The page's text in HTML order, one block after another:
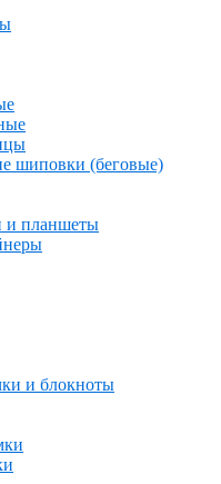
шиповки (беговые)
и планшеты
и блокноты